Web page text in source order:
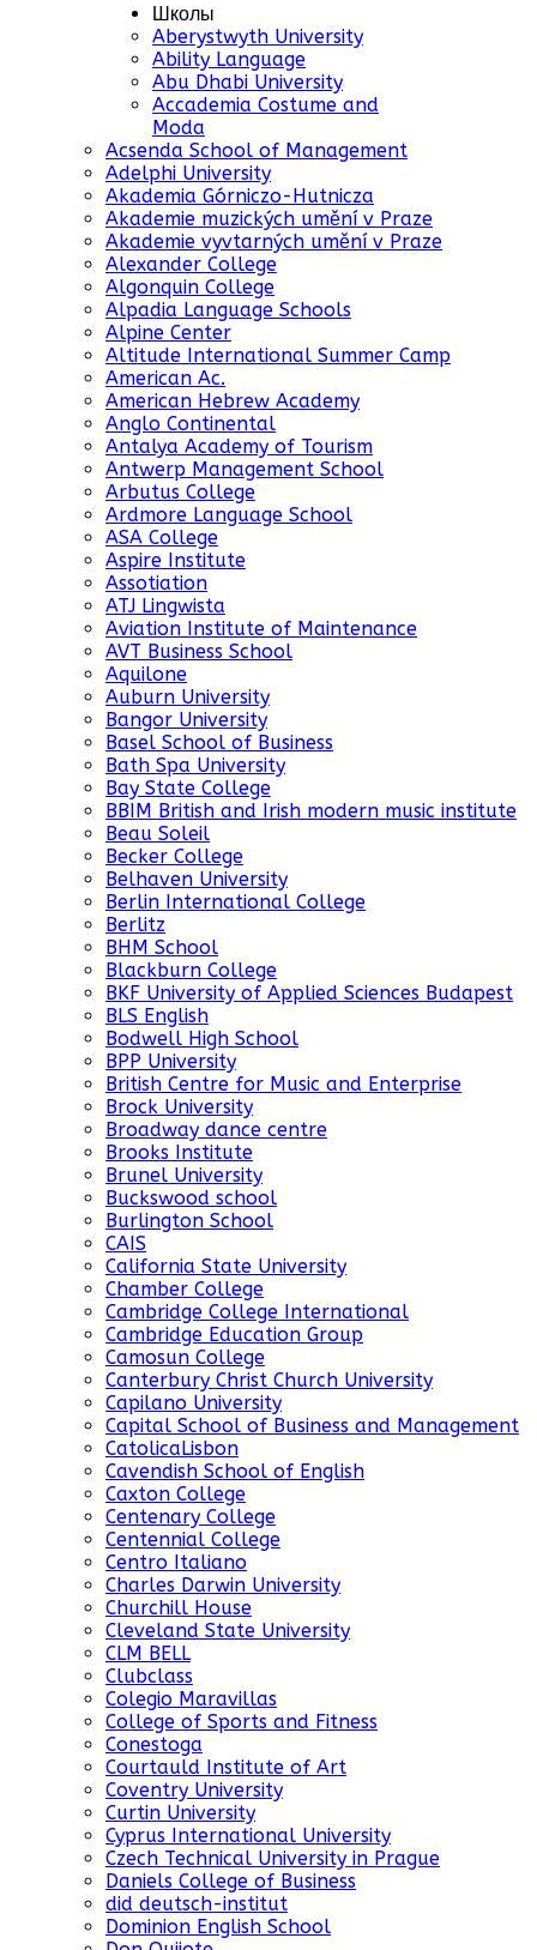
Школы
Aberystwyth University
Ability Language
Abu Dhabi University
Accademia Costume and
Moda
Acsenda School of Management
Adelphi University
Akademia Górniczo-Hutnicza
Akademie muzických umění v Praze
Akademie vyvtarných umění v Praze
Alexander College
Algonquin College
Alpadia Language Schools
Alpine Center
Altitude International Summer Camp
American Ac.
American Hebrew Academy
Anglo Continental
Antalya Academy of Tourism
Antwerp Management School
Arbutus College
Ardmore Language School
ASA College
Aspire Institute
Assotiation
ATJ Lingwista
Aviation Institute of Maintenance
AVT Business School
Aquilone
Auburn University
Bangor University
Basel School of Business
Bath Spa University
Bay State College
BBIM British and Irish modern music institute
Beau Soleil
Becker College
Belhaven University
Berlin International College
Berlitz
BHM School
Blackburn College
BKF University of Applied Sciences Budapest
BLS English
Bodwell High School
BPP University
British Centre for Music and Enterprise
Brock University
Broadway dance centre
Brooks Institute
Brunel University
Buckswood school
Burlington School
CAIS
California State University
Chamber College
Cambridge College International
Cambridge Education Group
Camosun College
Canterbury Christ Church University
Capilano University
Capital School of Business and Management
CatolicaLisbon
Cavendish School of English
Caxton College
Centenary College
Centennial College
Centro Italiano
Charles Darwin University
Churchill House
Cleveland State University
CLM BELL
Clubclass
Colegio Maravillas
College of Sports and Fitness
Conestoga
Courtauld Institute of Art
Coventry University
Curtin University
Cyprus International University
Czech Technical University in Prague
Daniels College of Business
did deutsch-institut
Dominion English School